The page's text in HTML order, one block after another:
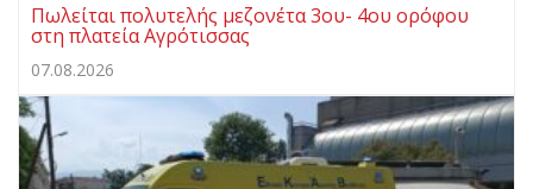
Πωλείται πολυτελής μεζονέτα 3ου- 4ου ορόφου
στη πλατεία Αγρότισσας
07.08.2026